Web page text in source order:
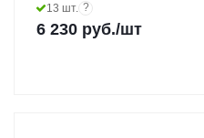
13 шт. ?
6 230 руб./шт